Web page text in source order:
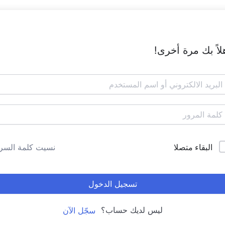
بك مرة أخرى!
البقاء متصلا نسيت كلمة
تسجيل الدخول
ليس لديك حساب؟ سجّل الآن